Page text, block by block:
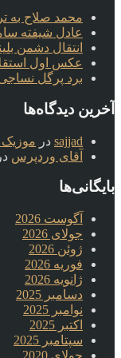
محمد صلاح به
عادل شیفته
انتقال دشمن
عکس اول
برد پرگل
آخرین دیدگاه‌ها
sajjad در موزیک
آقای وردپرس در
بایگانی‌ها
آگوست 2026
جولای 2026
ژوئن 2026
فوریه 2026
ژانویه 2026
دسامبر 2025
نوامبر 2025
اکتبر 2025
سپتامبر 2025
جولای 2020